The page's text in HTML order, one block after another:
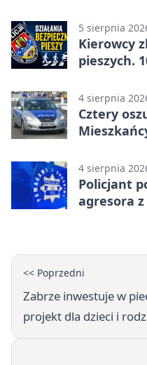
5 sierpnia
Kierowcy
pieszych.
4 sierpnia
Cztery
4 sierpnia
Policjant
agresora
<< Poprzedni
Zabrze inwestuje w
projekt dla dzieci i